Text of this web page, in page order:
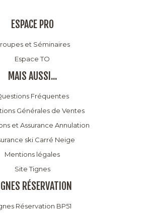
ESPACE PRO
et Séminaires
Espace TO
MAIS AUSSI...
Fréquentes
Générales de Ventes
et Assurance Annulation
ski Carré Neige
Mentions légales
Site Tignes
RÉSERVATION
Réservation BP51